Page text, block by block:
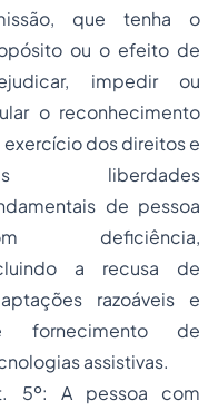
que tenha o
ou o efeito de
impedir ou
o reconhecimento
exercício dos direitos e
liberdades
de pessoa
deficiência,
a recusa de
razoáveis e
fornecimento de
assistivas.
5º: A pessoa com